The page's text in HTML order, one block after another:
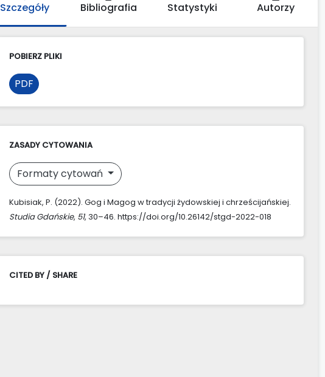
Szczegóły Bibliografia Statystyki Autorzy
POBIERZ PLIKI
PDF
ZASADY CYTOWANIA
Formaty cytowań
Kubisiak, P. (2022). Gog i Magog w tradycji żydowskiej i chrześcijańskiej.
Studia Gdańskie, 51, 30–46. https://doi.org/10.26142/stgd-2022-018
CITED BY / SHARE